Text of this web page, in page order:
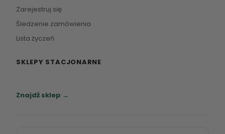
Zarejestruj się
Śledzenie zamówienia
Lista życzeń
SKLEPY STACJONARNE
Znajdź sklep →